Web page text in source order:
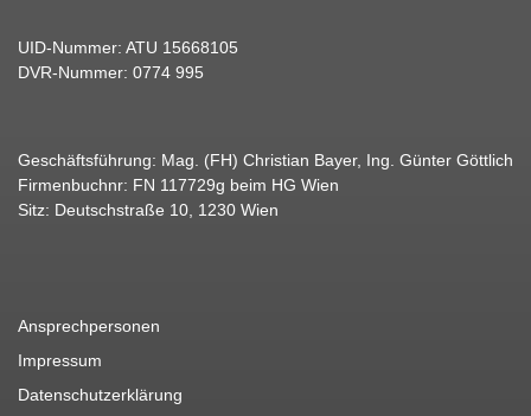
UID-Nummer: ATU 15668105
DVR-Nummer: 0774 995
Geschäftsführung: Mag. (FH) Christian Bayer, Ing. Günter Göttlich
Firmenbuchnr: FN 117729g beim HG Wien
Sitz: Deutschstraße 10, 1230 Wien
Ansprechpersonen
Impressum
Datenschutzerklärung